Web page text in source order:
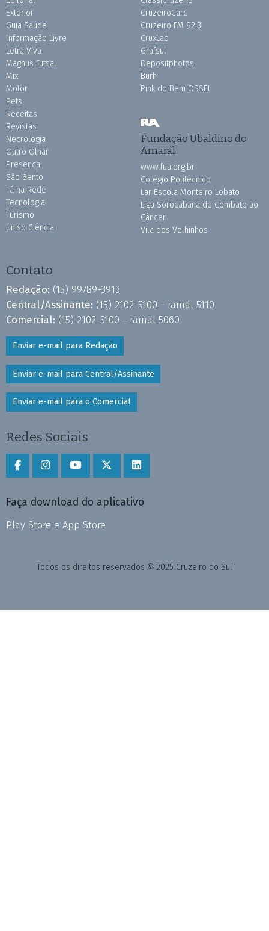
Exterior
Guia Saúde
Informação Livre
Letra Viva
Magnus Futsal
Mix
Motor
Pets
Receitas
Revistas
Necrologia
Outro Olhar
Presença
São Bento
Tá na Rede
Tecnologia
Turismo
Uniso Ciência
CruzeiroCard
Cruzeiro FM 92.3
CruxLab
Grafsul
Depositphotos
Burh
Pink do Bem OSSEL
Fundação Ubaldino do
Amaral
www.fua.org.br
Colégio Politécnico
Lar Escola Monteiro Lobato
Liga Sorocabana de Combate ao
Câncer
Vila dos Velhinhos
Contato
Redação: (15) 99789-3913
Central/Assinante: (15) 2102-5100 - ramal 5110
Comercial: (15) 2102-5100 - ramal 5060
Enviar e-mail para Redação
Enviar e-mail para Central/Assinante
Enviar e-mail para o Comercial
Redes Sociais
Faça download do aplicativo
Play Store e App Store
Todos os direitos reservados © 2025 Cruzeiro do Sul